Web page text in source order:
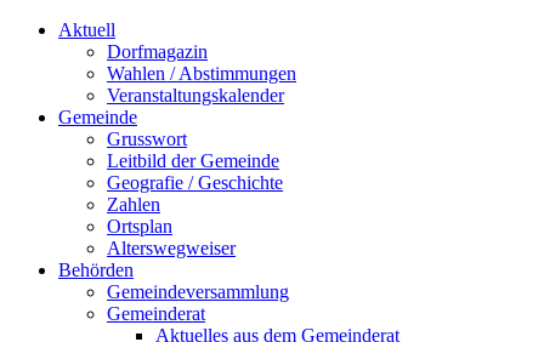
Aktuell
Dorfmagazin
Wahlen / Abstimmungen
Veranstaltungskalender
Gemeinde
Grusswort
Leitbild der Gemeinde
Geografie / Geschichte
Zahlen
Ortsplan
Alterswegweiser
Behörden
Gemeindeversammlung
Gemeinderat
Aktuelles aus dem Gemeinderat